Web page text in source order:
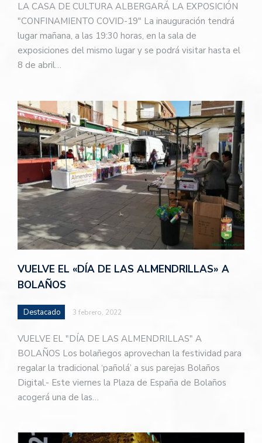
LA CASA DE CULTURA ALBERGARÁ LA EXPOSICIÓN
"CONFINAMIENTO COVID-19" La inauguración tendrá
lugar mañana, a las 19:30 horas, en la sala de
exposiciones del mismo lugar y se podrá visitar hasta el
8 de abril…
VUELVE EL «DÍA DE LAS ALMENDRILLAS» A
BOLAÑOS
Destacado 3 febrero, 2022
VUELVE EL "DÍA DE LAS ALMENDRILLAS" A
BOLAÑOS Los bolañegos aprovechan la festividad para
regalar la tradicional ‘pañolá’ a sus parejas Bolaños
Digital.- Este viernes la Plaza de España de Bolaños
acogerá una de las…